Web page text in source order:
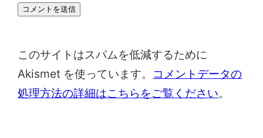
このサイトはスパムを低減するために
Akismet を使っています。
コメントデータの
処理方法の詳細はこちらをご覧ください。